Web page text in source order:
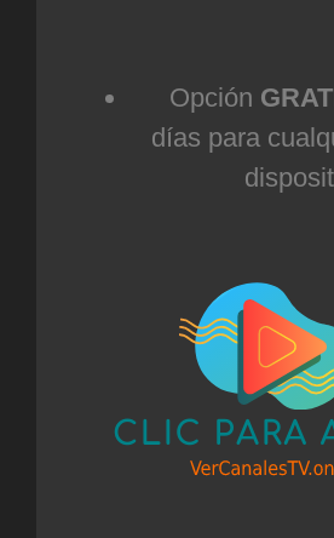
Opción
días para